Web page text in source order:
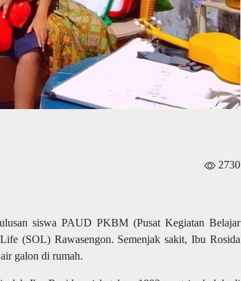
2730
siswa PAUD PKBM (Pusat Kegiatan Belajar
(SOL) Rawasengon. Semenjak sakit, Ibu Rosida
galon di rumah.